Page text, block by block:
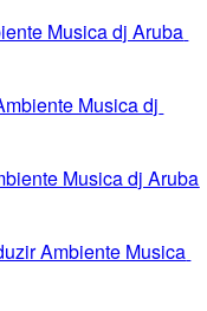
Musica dj Aruba
Musica dj
Musica dj Aruba
Ambiente Musica